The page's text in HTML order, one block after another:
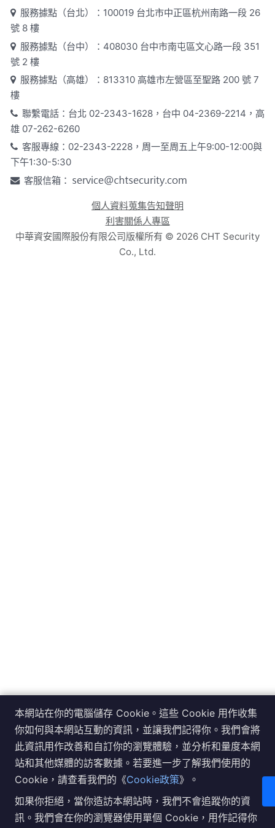
服務據點（台北）：100019 台北市中正區杭州南路一段 26
號 8 樓
服務據點（台中）：408030 台中市南屯區文心路一段 351
號 2 樓
服務據點（高雄）：813310 高雄市左營區至聖路 200 號 7
樓
聯繫電話：台北 02-2343-1628，台中 04-2369-2214，高
雄 07-262-6260
客服專線：02-2343-2228，周一至周五上午9:00-12:00與
下午1:30-5:30
客服信箱：
個人資料蒐集告知聲明
利害關係人專區
中華資安國際股份有限公司版權所有 © 2026 CHT Security
Co., Ltd.
本網站在你的電腦儲存 Cookie。這些 Cookie 用作收集
你如何與本網站互動的資訊，並讓我們記得你。我們會將
此資訊用作改善和自訂你的瀏覽體驗，並分析和量度本網
站和其他媒體的訪客數據。若要進一步了解我們使用的
Cookie，請查看我們的《Cookie政策》。
如果你拒絕，當你造訪本網站時，我們不會追蹤你的資
訊。我們會在你的瀏覽器使用單個 Cookie，用作記得你